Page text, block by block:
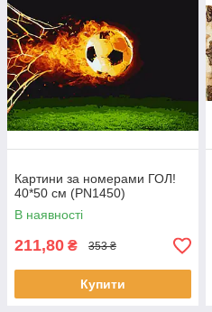
Картини за номерами ГОЛ!
40*50 см (PN1450)
В наявності
211,80 ₴ 353 ₴
Купити